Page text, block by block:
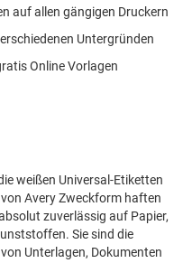
auf allen gängigen Druckern
Untergründen
Online Vorlagen
weißen Universal-Etiketten
Avery Zweckform haften
zuverlässig auf Papier,
Sie sind die
Unterlagen, Dokumenten